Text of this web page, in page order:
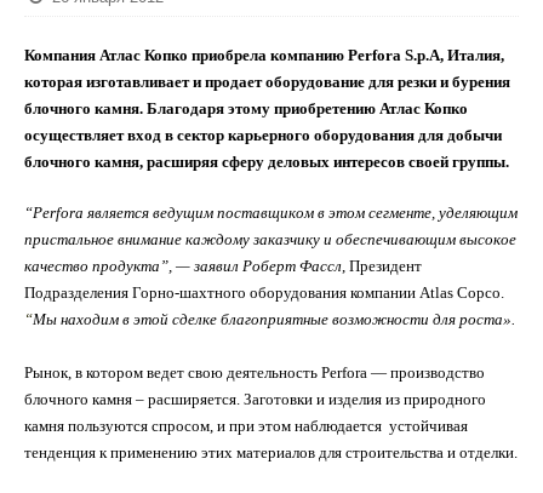
Компания Атлас Копко приобрела компанию Perfora S.p.A, Италия,
которая изготавливает и продает оборудование для резки и бурения
блочного камня. Благодаря этому приобретению Атлас Копко
осуществляет вход в сектор карьерного оборудования для добычи
блочного камня, расширяя сферу деловых интересов своей группы.
“Perfora является ведущим поставщиком в этом сегменте, уделяющим
пристальное внимание каждому заказчику и обеспечивающим высокое
качество продукта”, — заявил Роберт Фассл, Президент
Подразделения Горно-шахтного оборудования компании Atlas Copco.
“Мы находим в этой сделке благоприятные возможности для роста».
Рынок, в котором ведет свою деятельность Perfora — производство
блочного камня – расширяется. Заготовки и изделия из природного
камня пользуются спросом, и при этом наблюдается устойчивая
тенденция к применению этих материалов для строительства и отделки.